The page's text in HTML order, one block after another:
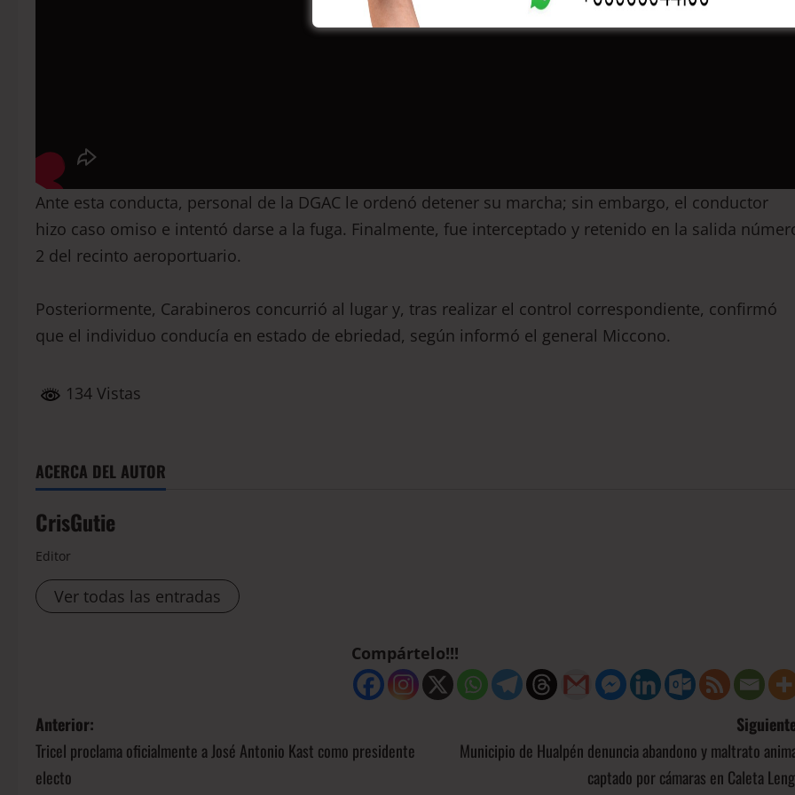
Ante esta conducta, personal de la DGAC le ordenó detener su marcha; sin embargo, el conductor
hizo caso omiso e intentó darse a la fuga. Finalmente, fue interceptado y retenido en la salida
2 del recinto aeroportuario.
Posteriormente, Carabineros concurrió al lugar y, tras realizar el control correspondiente, confirmó
que el individuo conducía en estado de ebriedad, según informó el general Miccono.
134 Vistas
ACERCA DEL AUTOR
CrisGutie
Editor
Ver todas las entradas
Compártelo!!!
Anterior:
Tricel proclama oficialmente a José Antonio Kast como presidente
electo
Municipio de Hualpén denuncia abandono y maltrato
captado por cámaras en Caleta